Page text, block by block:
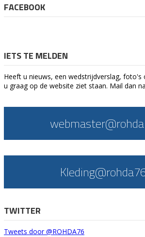
FACEBOOK
IETS TE MELDEN
Heeft u nieuws, een wedstrijdverslag,
u graag op de website ziet staan. Mail dan
TWITTER
Tweets door @ROHDA76